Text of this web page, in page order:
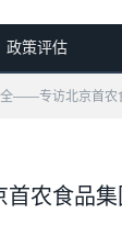
政策评估
——专访北京首农
农食品集